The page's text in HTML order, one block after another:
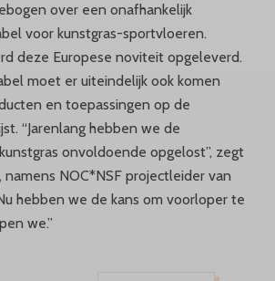
over een onafhankelijk
voor kunstgras-sportvloeren.
deze Europese noviteit opgeleverd.
moet er uiteindelijk ook komen
en toepassingen op de
“Jarenlang hebben we de
onvoldoende opgelost”, zegt
namens NOC*NSF projectleider van
hebben we de kans om voorloper te
we.”